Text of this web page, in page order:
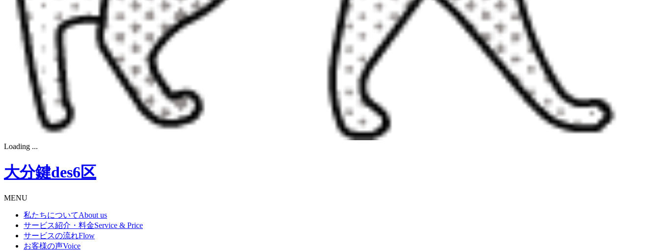
Loading ...
大分鍵des6区
MENU
私たちについてAbout us
サービス紹介・料金Service & Price
サービスの流れFlow
お客様の声Voice